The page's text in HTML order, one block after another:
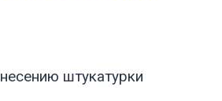
штукатурки